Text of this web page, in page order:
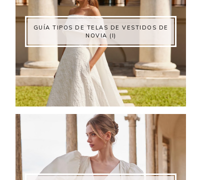
GUÍA TIPOS DE TELAS DE VESTIDOS DE
NOVIA (I)